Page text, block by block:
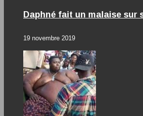
Daphné fait un malaise sur
19 novembre 2019